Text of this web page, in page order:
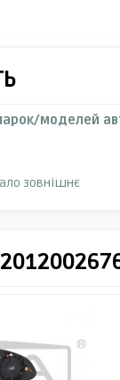
моделей
зовнішнє